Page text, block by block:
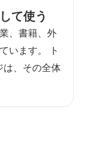
て使う
、書籍、外
います。 ト
は、その全体